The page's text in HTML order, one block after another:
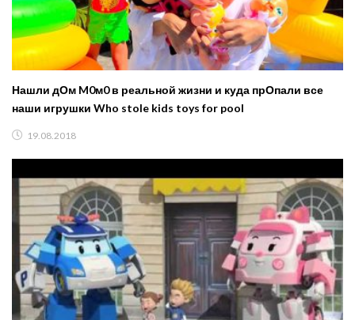
Нашли дОм M0м0 в реальной жизни и куда прОпали все
наши игрушки Who stole kids toys for pool
19.08.2018